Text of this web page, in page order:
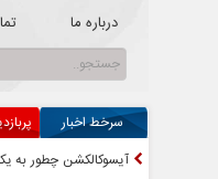
درباره ما
سرخط اخبار
آیسوکالکشن چطور به